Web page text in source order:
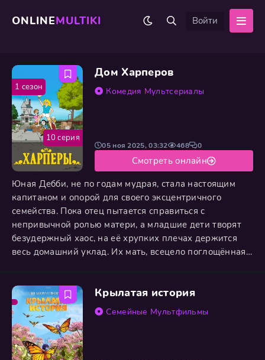
ONLINEMULTIKI Войти
Дом Харперов
Комедия Мультсериалы
Юная Дебби, не по годам мудрая, стала настоящим
капитаном и опорой для своего эксцентричного
семейства. Пока отец пытается справиться с
непривычной ролью матери, а младшие дети творят
безудержный хаос, на её хрупких плечах держится
весь домашний уклад. Их мать, всецело поглощённая
мир семьи. Лишившись дома, они вынуждены
переехать в старый родовой особняк, который
встречает их ветхостью и запустением.
05 ноя 2025, 03:32 468 0
Смотреть онлайн
10 серия
1 сезон
Крылатая история
Семейные Мультфильмы